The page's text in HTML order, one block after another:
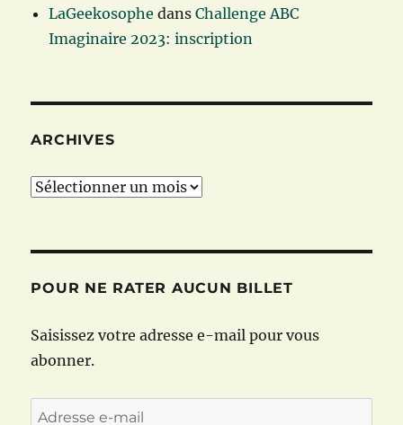
LaGeekosophe dansChallenge ABC
Imaginaire 2023: inscription
ARCHIVES
Archives
POUR NE RATER AUCUN BILLET
Saisissez votre adresse e-mail pour vous
abonner.
Adresse